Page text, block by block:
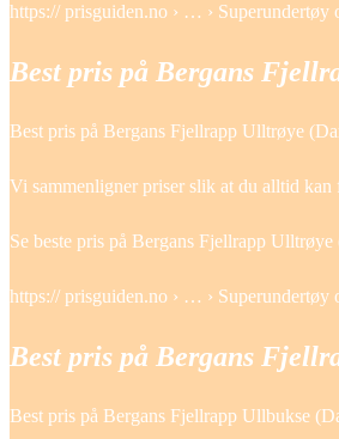
https:// prisguiden.no › … › Superundertøy
Best pris på Bergans
Best pris på Bergans Fjellrapp Ulltrøye
Vi sammenligner priser slik at du alltid
Se beste pris på Bergans Fjellrapp
https:// prisguiden.no › … › Superundertøy
Best pris på Bergans
Best pris på Bergans Fjellrapp Ullbukse